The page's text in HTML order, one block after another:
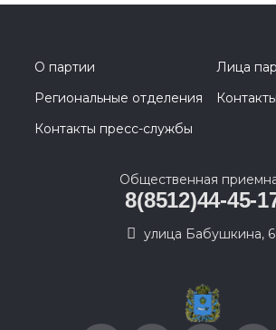
О партии
Лица
Региональные отделения
Контакты пресс-службы
Общественная
8(8512)44-45-
улица Бабушкина,